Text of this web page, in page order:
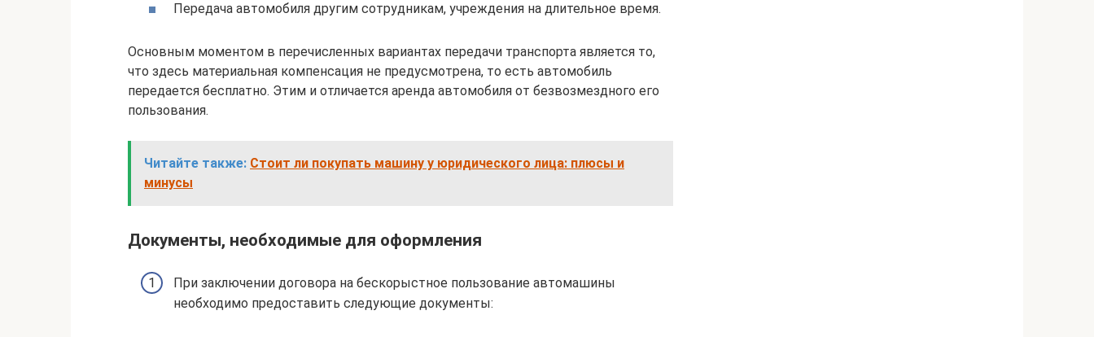
Передача автомобиля другим сотрудникам, учреждения на длительное время.
Основным моментом в перечисленных вариантах передачи транспорта является то,
что здесь материальная компенсация не предусмотрена, то есть автомобиль
передается бесплатно. Этим и отличается аренда автомобиля от безвозмездного его
пользования.
Читайте также: Стоит ли покупать машину у юридического лица: плюсы и
минусы
Документы, необходимые для оформления
При заключении договора на бескорыстное пользование автомашины
необходимо предоставить следующие документы: